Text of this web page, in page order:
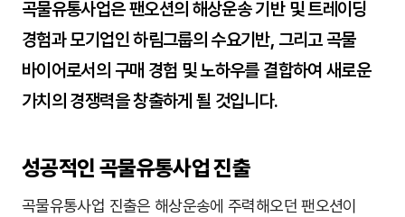
곡물유통사업은 팬오션의 해상운송 기반 및 트레이딩
경험과 모기업인 하림그룹의 수요기반, 그리고 곡물
바이어로서의 구매 경험 및 노하우를 결합하여 새로운
가치의 경쟁력을 창출하게 될 것입니다.
성공적인 곡물유통사업 진출
곡물유통사업 진출은 해상운송에 주력해오던 팬오션이